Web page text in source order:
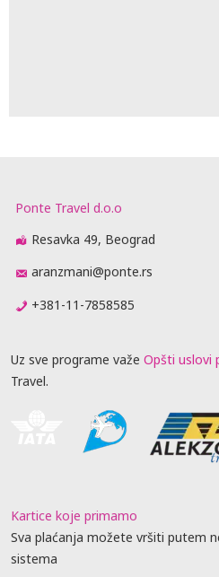
Ponte Travel d.o.o
Resavka 49, Beograd
aranzmani@ponte.rs
+381-11-7858585
Uz sve programe važe Opšti uslovi
Travel.
Kartice koje primamo
Sva plaćanja možete vršiti putem
sistema